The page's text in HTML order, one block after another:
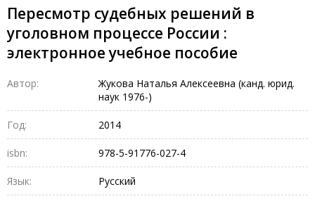
Пересмотр судебных решений в
уголовном процессе России :
электронное учебное пособие
Автор:
Жукова Наталья Алексеевна (канд. юрид.
наук 1976-)
Год: 2014
isbn: 978-5-91776-027-4
Язык: Русский